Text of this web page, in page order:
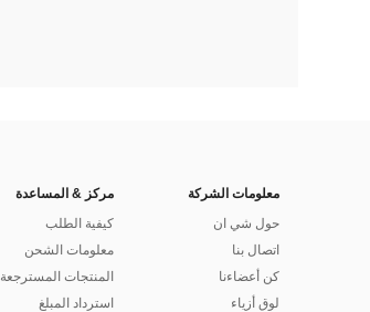
معلومات الشركة
حول شي ان
اتصال بنا
كن أعضاءنا
لوق أزياء
مركز & المساعدة
كيفية الطلب
معلومات الشحن
المنتجات المسترجعة
استرداد المبلغ